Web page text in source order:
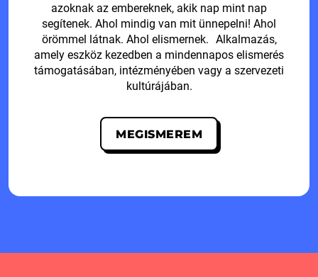
azoknak az embereknek, akik nap mint nap
segítenek. Ahol mindig van mit ünnepelni! Ahol
örömmel látnak. Ahol elismernek. Alkalmazás,
amely eszköz kezedben a mindennapos elismerés
támogatásában, intézményében vagy a szervezeti
kultúrájában.
MEGISMEREM